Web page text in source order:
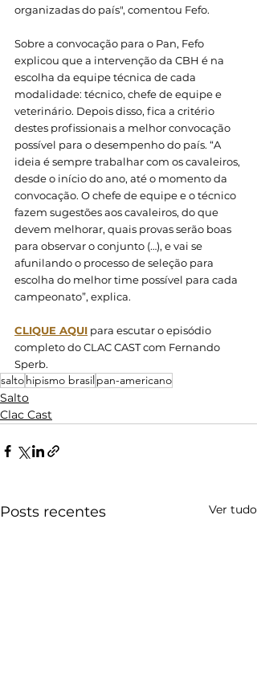
organizadas do país", comentou Fefo.
Sobre a convocação para o Pan, Fefo
explicou que a intervenção da CBH é na
escolha da equipe técnica de cada
modalidade: técnico, chefe de equipe e
veterinário. Depois disso, fica a critério
destes profissionais a melhor convocação
possível para o desempenho do país. “A
ideia é sempre trabalhar com os cavaleiros,
desde o início do ano, até o momento da
convocação. O chefe de equipe e o técnico
fazem sugestões aos cavaleiros, do que
devem melhorar, quais provas serão boas
para observar o conjunto (…), e vai se
afunilando o processo de seleção para
escolha do melhor time possível para cada
campeonato”, explica.
CLIQUE AQUI para escutar o episódio
completo do CLAC CAST com Fernando
Sperb.
saltohipismo brasilpan-americano
Salto
Clac Cast
Posts recentes Ver tudo